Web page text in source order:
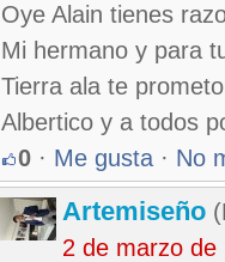
Oye Alain tienes
Mi hermano y para
Tierra ala te
Albertico y a todos
0 · Me gusta · No
Artemiseño
2 de marzo de